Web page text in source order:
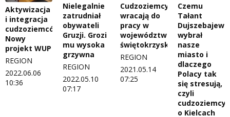
Aktywizacja
i integracja
cudzoziemców.
Nowy
projekt WUP
REGION
2022.06.06
10:36
Nielegalnie
zatrudniał
obywateli
Gruzji. Grozi
mu wysoka
grzywna
REGION
2022.05.10
07:17
Cudzoziemcy
wracają do
pracy w
województwie
świętokrzyskim?
REGION
2021.05.14
07:25
Czemu
Tałant
Dujszebajew
wybrał
nasze
miasto i
dlaczego
Polacy tak
się stresują,
czyli
cudzoziemcy
o Kielcach